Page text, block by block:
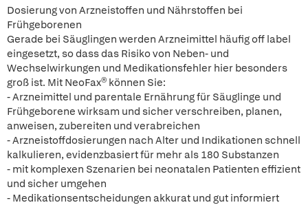
Dosierung von Arzneistoffen und Nährstoffen bei
Frühgeborenen
Gerade bei Säuglingen werden Arzneimittel häufig off label
eingesetzt, so dass das Risiko von Neben- und
Wechselwirkungen und Medikationsfehler hier besonders
groß ist. Mit NeoFax® können Sie:
- Arzneimittel und parentale Ernährung für Säuglinge und
Frühgeborene wirksam und sicher verschreiben, planen,
anweisen, zubereiten und verabreichen
- Arzneistoffdosierungen nach Alter und Indikationen schnell
kalkulieren, evidenzbasiert für mehr als 180 Substanzen
- mit komplexen Szenarien bei neonatalen Patienten effizient
und sicher umgehen
- Medikationsentscheidungen akkurat und gut informiert